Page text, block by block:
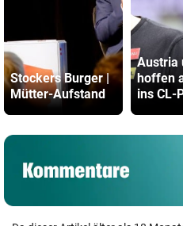
Stockers Burger |
Mütter-Aufstand
Austria
hoffen
ins CL-